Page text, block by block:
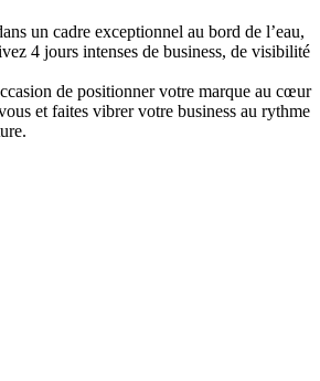
un cadre exceptionnel au bord de l’eau,
4 jours intenses de business, de visibilité
de positionner votre marque au cœur
et faites vibrer votre business au rythme